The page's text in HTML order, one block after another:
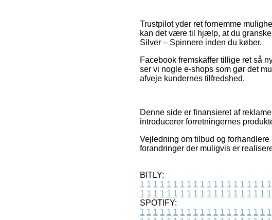
Trustpilot yder ret fornemme
kan det være til hjælp, at du
Silver – Spinnere inden du køber.
Facebook fremskaffer tillige ret så
ser vi nogle e-shops som gør det
afveje kundernes tilfredshed.
Denne side er finansieret af
introducerer forretningernes
Vejledning om tilbud og
forandringer der muligvis er
BITLY:
1 1 1 1 1 1 1 1 1 1 1 1 1 1 1 1 1 1 1 1
1 1 1 1 1 1 1 1 1 1 1 1 1 1 1 1 1 1 1 1
SPOTIFY:
1 1 1 1 1 1 1 1 1 1 1 1 1 1 1 1 1 1 1 1